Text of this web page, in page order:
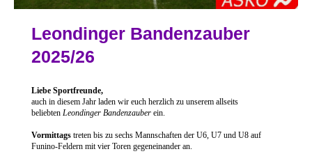
Leondinger Bandenzauber
2025/26
Liebe Sportfreunde,
auch in diesem Jahr laden wir euch herzlich zu unserem allseits
beliebten Leondinger Bandenzauber ein.
Vormittags treten bis zu sechs Mannschaften der U6, U7 und U8 auf
Funino-Feldern mit vier Toren gegeneinander an.